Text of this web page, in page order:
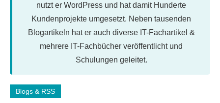
nutzt er WordPress und hat damit Hunderte
Kundenprojekte umgesetzt. Neben tausenden
Blogartikeln hat er auch diverse IT-Fachartikel &
mehrere IT-Fachbücher veröffentlicht und
Schulungen geleitet.
Schlagwörter:
Blogs & RSS